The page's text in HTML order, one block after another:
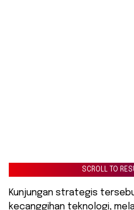
SCROLL TO
Kunjungan strategis
kecanggihan teknologi,